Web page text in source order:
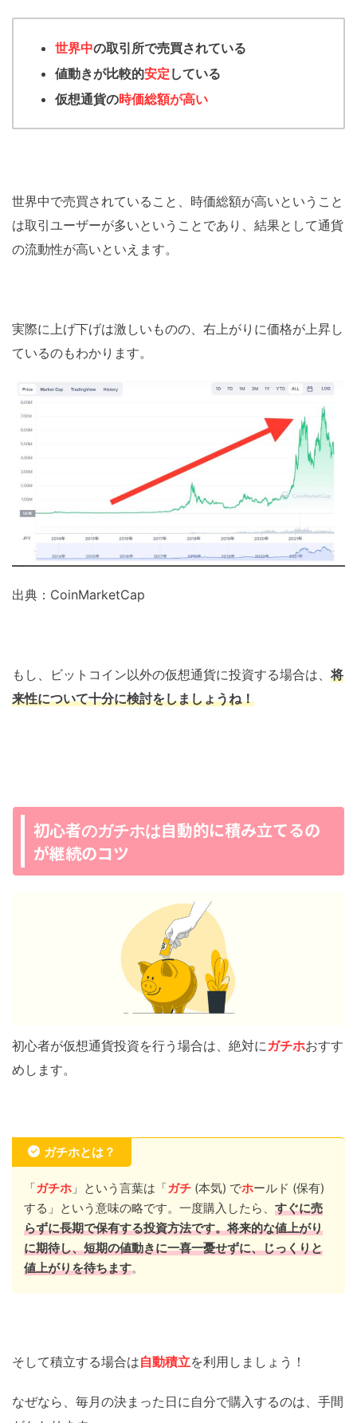
世界中の取引所で売買されている
値動きが比較的安定 している
仮想通貨の時価総額が高い
世界中で売買されていること、時価総額が高いということ
は取引ユーザーが多いということであり、結果として通貨
の流動性が高いといえます。
実際に上げ下げは激しいものの、右上がりに価格が上昇し
ているのもわかります。
出典：CoinMarketCap
もし、ビットコイン以外の仮想通貨に投資する場合は、将
来性について十分に検討をしましょうね！
初心者のガチホは自動的に積み立てるの
が継続のコツ
初心者が仮想通貨投資を行う場合は、絶対にガチホおすす
めします。
ガチホとは？
「ガチホ 」という言葉は「ガチ (本気) でホールド (保有)
する」という意味の略です。一度購入したら、 すぐに売
らずに長期で保有する投資方法です。将来的な値上がり
に期待し、短期の値動きに一喜一憂せずに、じっくりと
値上がりを待ちます。
そして積立する場合は自動積立を利用しましょう！
なぜなら、毎月の決まった日に自分で購入するのは、手間